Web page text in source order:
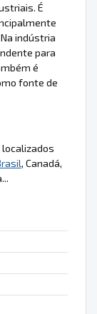
É
indústria
para
é
fonte de
, Canadá,